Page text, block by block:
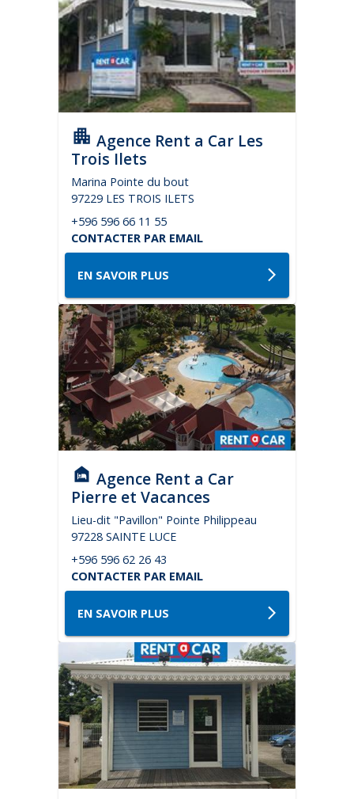
Agence Rent a Car Les
Trois Ilets
Marina Pointe du bout
97229 LES TROIS ILETS
+596 596 66 11 55
CONTACTER PAR EMAIL
EN SAVOIR PLUS
Agence Rent a Car
Pierre et Vacances
Lieu-dit "Pavillon" Pointe Philippeau
97228 SAINTE LUCE
+596 596 62 26 43
CONTACTER PAR EMAIL
EN SAVOIR PLUS